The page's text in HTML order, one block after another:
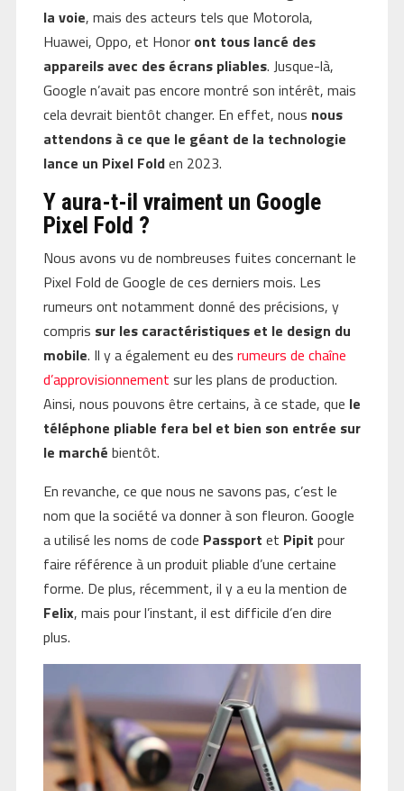
la voie, mais des acteurs tels que Motorola,
Huawei, Oppo, et Honor ont tous lancé des
appareils avec des écrans pliables. Jusque-là,
Google n’avait pas encore montré son intérêt, mais
cela devrait bientôt changer. En effet, nous nous
attendons à ce que le géant de la technologie
lance un Pixel Folden 2023.
Y aura-t-il vraiment un Google
Pixel Fold ?
Nous avons vu de nombreuses fuites concernant le
Pixel Fold de Google de ces derniers mois. Les
rumeurs ont notamment donné des précisions, y
compris sur les caractéristiques et le design du
mobile. Il y a également eu des rumeurs de chaîne
d’approvisionnement sur les plans de production.
Ainsi, nous pouvons être certains, à ce stade, que le
téléphone pliable fera bel et bien son entrée sur
le marché bientôt.
En revanche, ce que nous ne savons pas, c’est le
nom que la société va donner à son fleuron. Google
a utilisé les noms de code Passport et Pipit pour
faire référence à un produit pliable d’une certaine
forme. De plus, récemment, il y a eu la mention de
Felix, mais pour l’instant, il est difficile d’en dire
plus.